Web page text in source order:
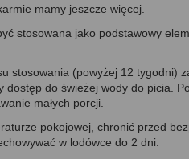
mamy jeszcze więcej.
stosowana jako podstawowy
stosowania (powyżej 12 tygodni)
do świeżej wody do picia.
małych porcji.
pokojowej, chronić przed
w lodówce do 2 dni.